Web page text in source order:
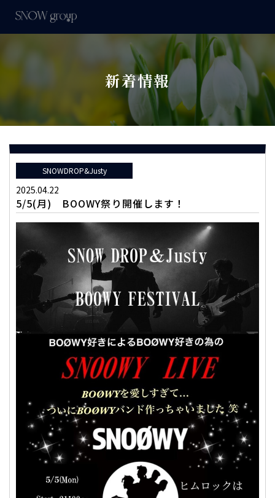
新着情報
SNOWDROP&Justy
2025.04.22
5/5(月) BOOWY祭り開催します！